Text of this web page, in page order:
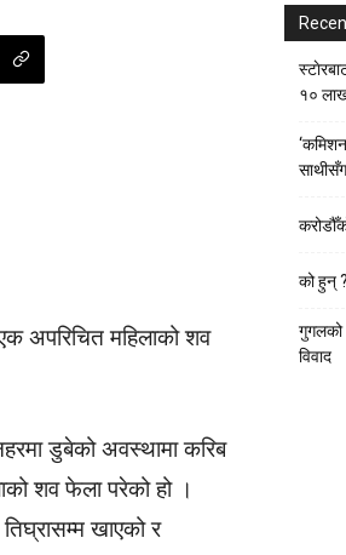
अपरिचित महिलाको शव
डुबेको अवस्थामा करिब
शव फेला परेको हो ।
खाएको र
१०
को हुन्
गुगलको
विवाद